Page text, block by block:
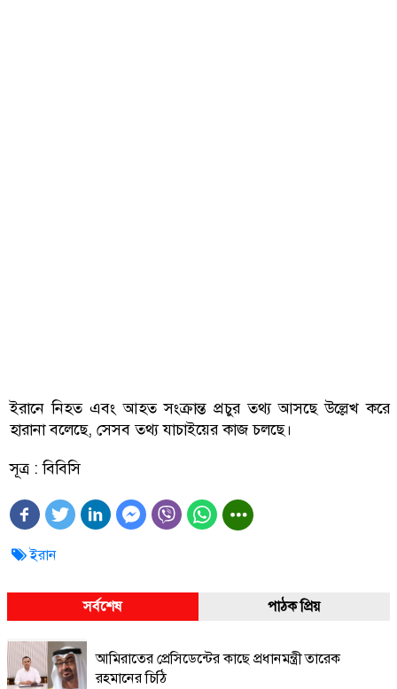
ইরানে নিহত এবং আহত সংক্রান্ত প্রচুর তথ্য আসছে উল্লেখ করে
হারানা বলেছে, সেসব তথ্য যাচাইয়ের কাজ চলছে।
সূত্র : বিবিসি
ইরান
সর্বশেষ পাঠক প্রিয়
আমিরাতের প্রেসিডেন্টের কাছে প্রধানমন্ত্রী তারেক
রহমানের চিঠি